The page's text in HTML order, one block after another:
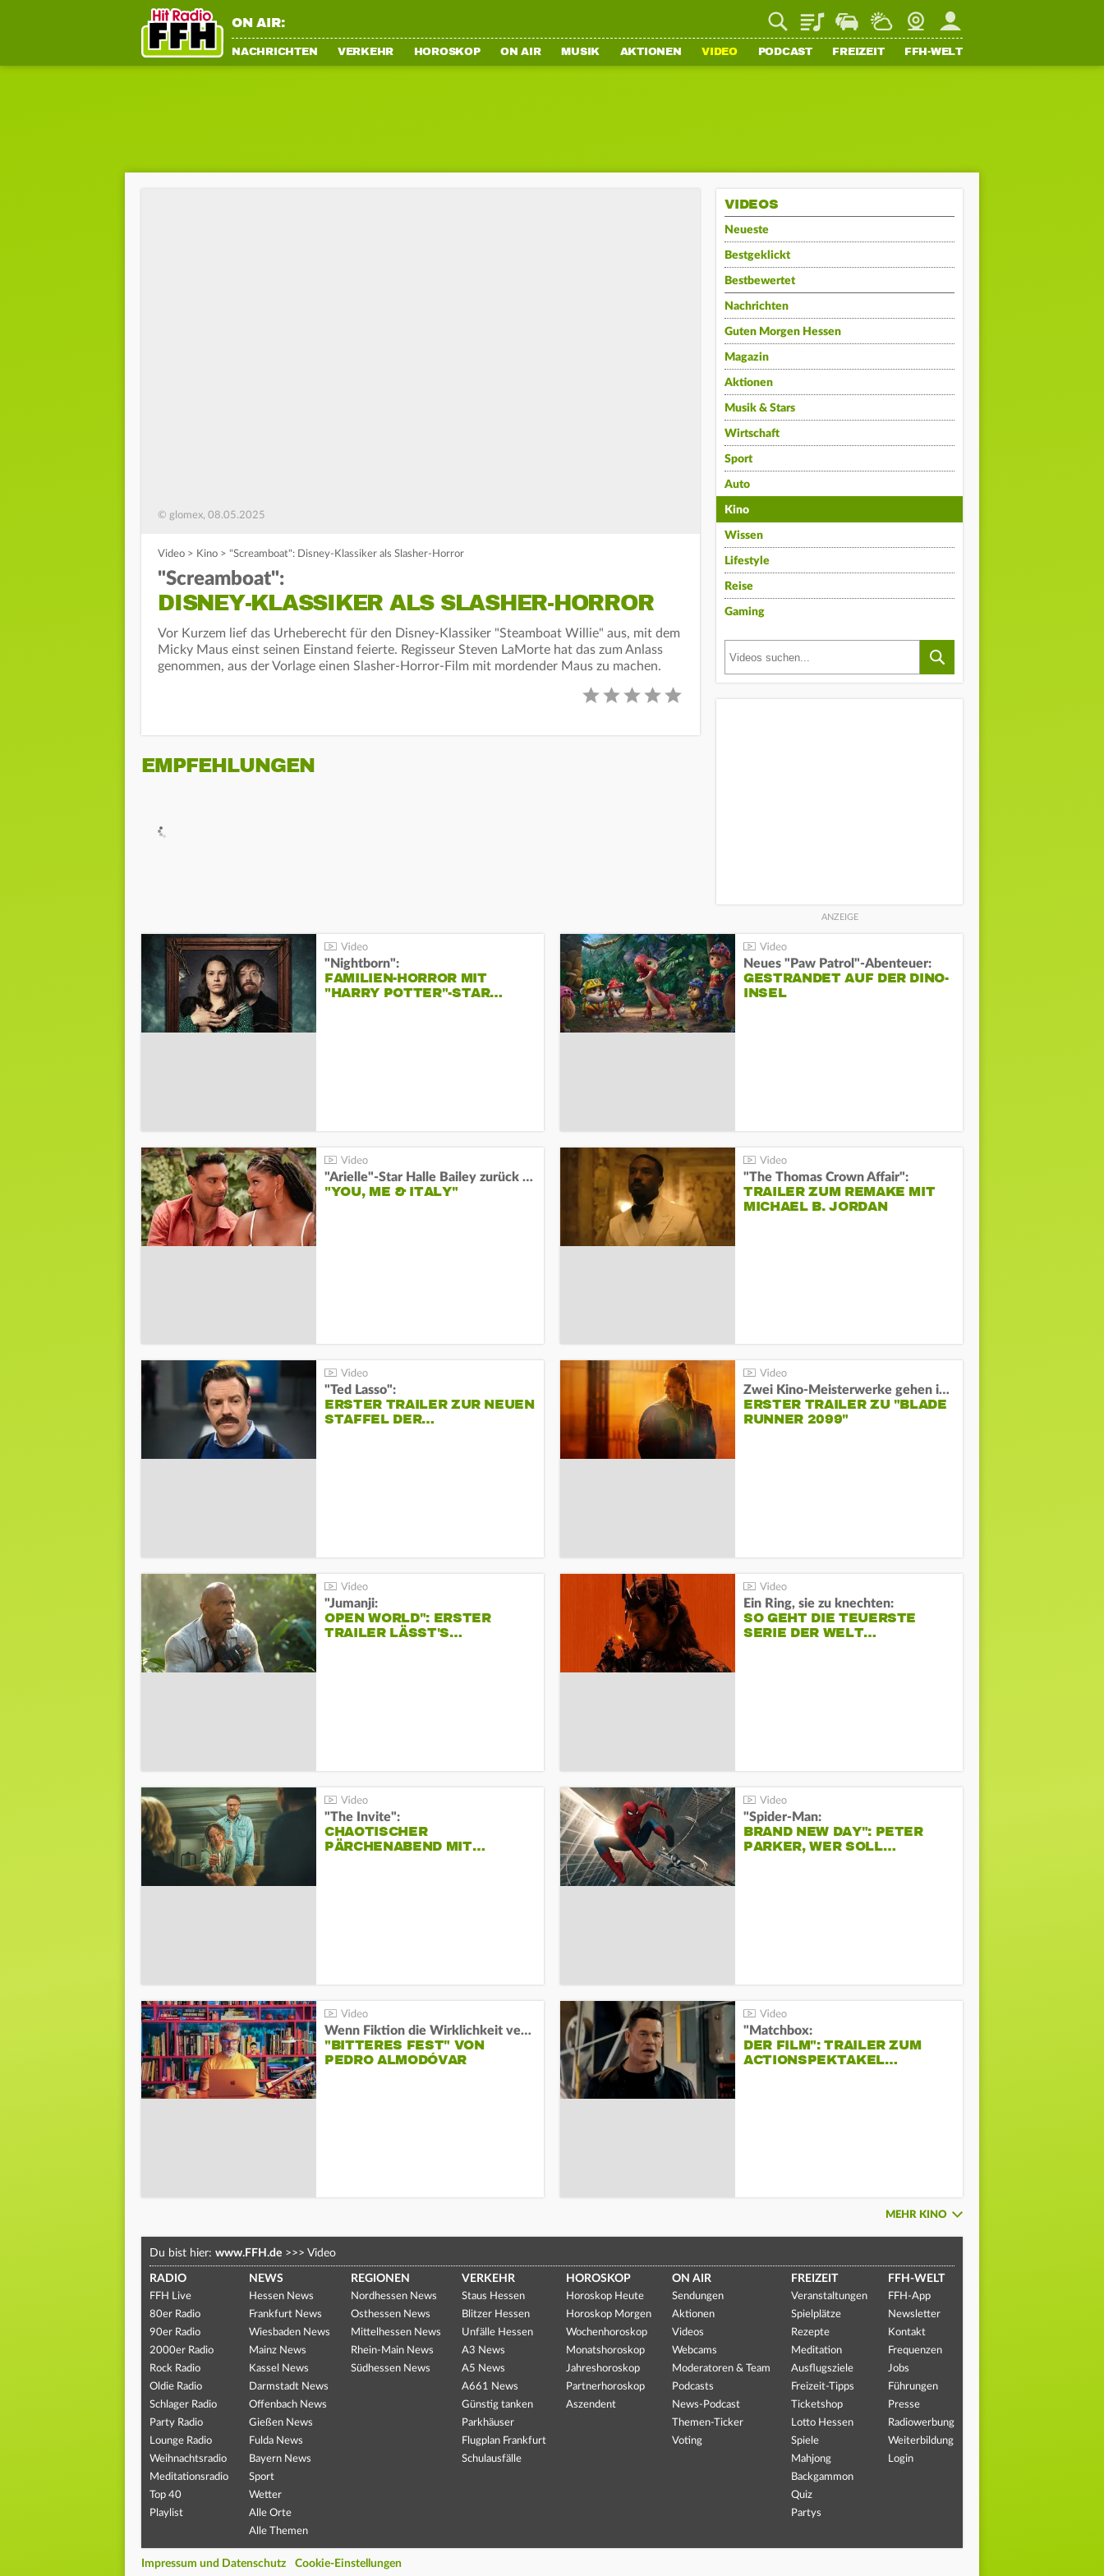
ON AIR: PlaylistStaupilotWetterWebcamMein FFH
NACHRICHTEN VERKEHR HOROSKOP ON AIR MUSIK AKTIONEN VIDEO PODCAST FREIZEIT FFH-WELT
© glomex, 08.05.2025
Video > Kino > "Screamboat": Disney-Klassiker als Slasher-Horror
"Screamboat":
DISNEY-KLASSIKER ALS SLASHER-HORROR
Vor Kurzem lief das Urheberecht für den Disney-Klassiker "Steamboat Willie" aus, mit dem
Micky Maus einst seinen Einstand feierte. Regisseur Steven LaMorte hat das zum Anlass
genommen, aus der Vorlage einen Slasher-Horror-Film mit mordender Maus zu machen.
EMPFEHLUNGEN
VIDEOS
Neueste
Bestgeklickt
Bestbewertet
Nachrichten
Guten Morgen Hessen
Magazin
Aktionen
Musik & Stars
Wirtschaft
Sport
Auto
Kino
Wissen
Lifestyle
Reise
Gaming
"Nightborn":
FAMILIEN-HORROR MIT
"HARRY POTTER"-STAR…
Neues "Paw Patrol"-Abenteuer:
GESTRANDET AUF DER DINO-
INSEL
"Arielle"-Star Halle Bailey zurück auf der Leinwand:
"YOU, ME & ITALY"
"The Thomas Crown Affair":
TRAILER ZUM REMAKE MIT
MICHAEL B. JORDAN
"Ted Lasso":
ERSTER TRAILER ZUR NEUEN
STAFFEL DER…
Zwei Kino-Meisterwerke gehen in Serie:
ERSTER TRAILER ZU "BLADE
RUNNER 2099"
"Jumanji:
OPEN WORLD": ERSTER
TRAILER LÄSST'S…
Ein Ring, sie zu knechten:
SO GEHT DIE TEUERSTE
SERIE DER WELT…
"The Invite":
CHAOTISCHER
PÄRCHENABEND MIT…
"Spider-Man:
BRAND NEW DAY": PETER
PARKER, WER SOLL…
Wenn Fiktion die Wirklichkeit verschiebt:
"BITTERES FEST" VON
PEDRO ALMODÓVAR
"Matchbox:
DER FILM": TRAILER ZUM
ACTIONSPEKTAKEL…
MEHR KINO
Du bist hier: www.FFH.de >>> Video
RADIO
FFH Live
80er Radio
90er Radio
2000er Radio
Rock Radio
Oldie Radio
Schlager Radio
Party Radio
Lounge Radio
Weihnachtsradio
Meditationsradio
Top 40
Playlist
NEWS
Hessen News
Frankfurt News
Wiesbaden News
Mainz News
Kassel News
Darmstadt News
Offenbach News
Gießen News
Fulda News
Bayern News
Sport
Wetter
Alle Orte
Alle Themen
REGIONEN
Nordhessen News
Osthessen News
Mittelhessen News
Rhein-Main News
Südhessen News
VERKEHR
Staus Hessen
Blitzer Hessen
Unfälle Hessen
A3 News
A5 News
A661 News
Günstig tanken
Parkhäuser
Flugplan Frankfurt
Schulausfälle
HOROSKOP
Horoskop Heute
Horoskop Morgen
Wochenhoroskop
Monatshoroskop
Jahreshoroskop
Partnerhoroskop
Aszendent
ON AIR
Sendungen
Aktionen
Videos
Webcams
Moderatoren & Team
Podcasts
News-Podcast
Themen-Ticker
Voting
FREIZEIT
Veranstaltungen
Spielplätze
Rezepte
Meditation
Ausflugsziele
Freizeit-Tipps
Ticketshop
Lotto Hessen
Spiele
Mahjong
Backgammon
Quiz
Partys
FFH-WELT
FFH-App
Newsletter
Kontakt
Frequenzen
Jobs
Führungen
Presse
Radiowerbung
Weiterbildung
Login
Impressum und Datenschutz Cookie-Einstellungen